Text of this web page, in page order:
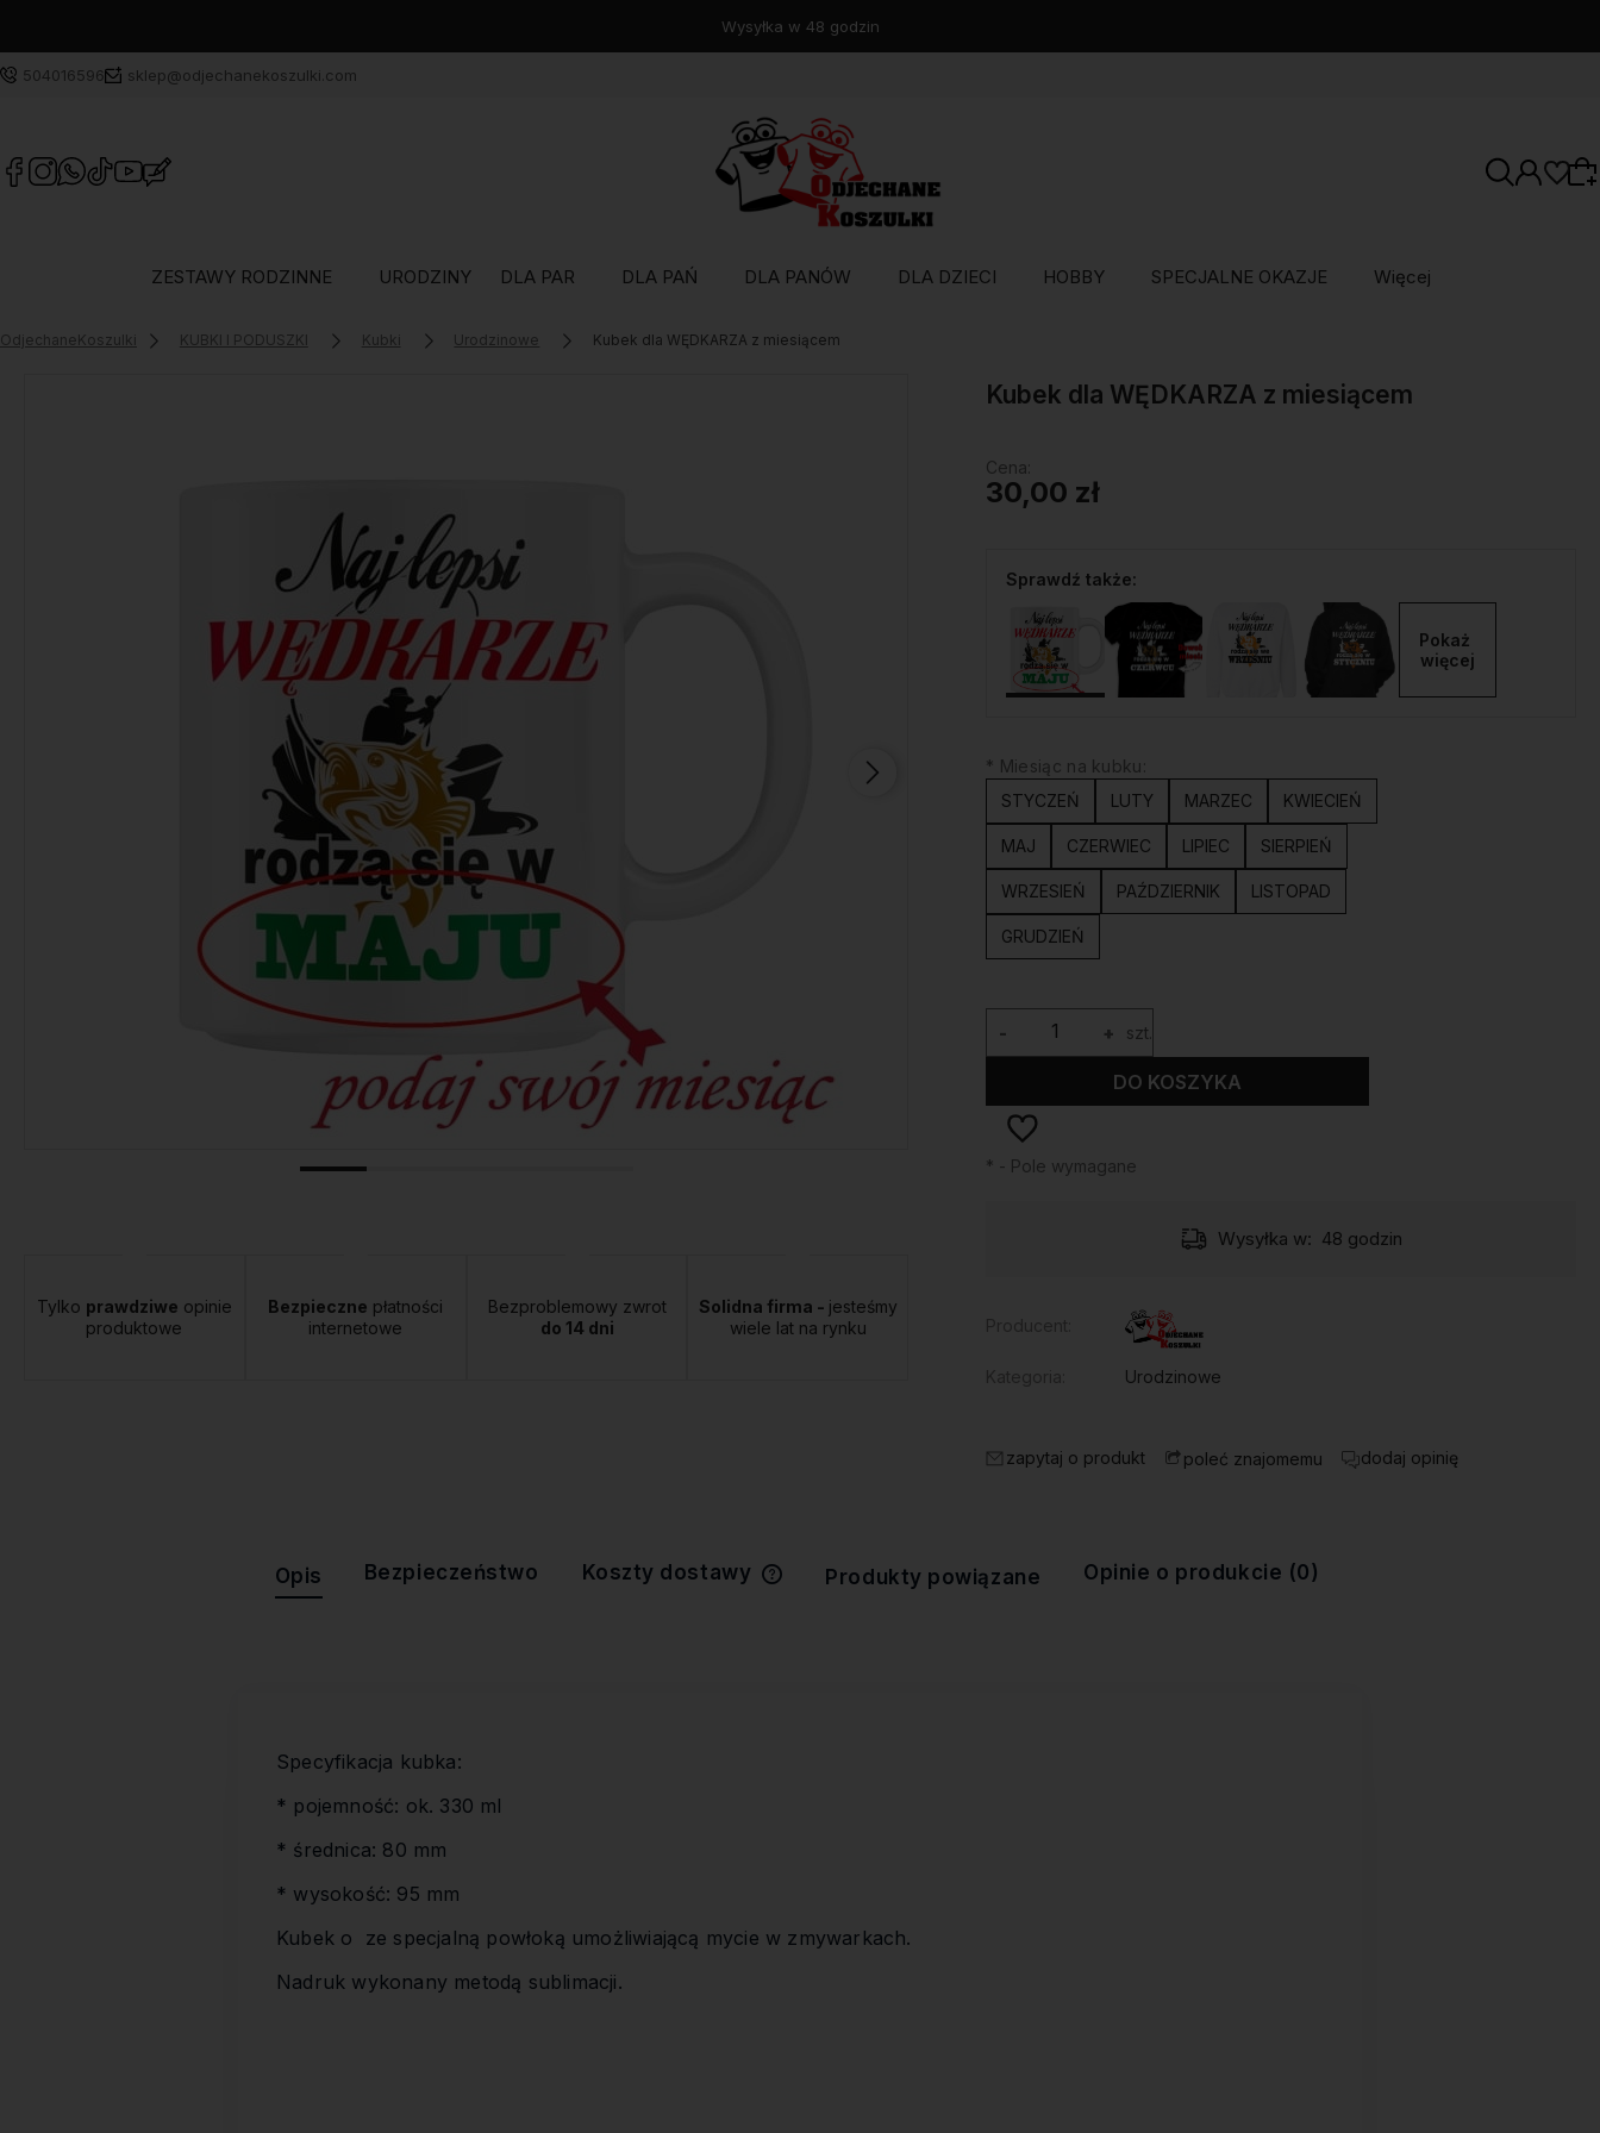
Wysyłka w 48 godzin
504016596 sklep@odjechanekoszulki.com
oferty lub zaloguj się, aby przywrócić dodane
produkty do listy z poprzedniej sesji.
ZESTAWY RODZINNE URODZINY DLA PAR DLA PAŃ DLA PANÓW DLA DZIECI HOBBY SPECJALNE OKAZJE Więcej
OdjechaneKoszulki KUBKI I PODUSZKI Kubki Urodzinowe Kubek dla WĘDKARZA z miesiącem
Tylko prawdziwe opinie
produktowe
Bezpieczne płatności
internetowe
Bezproblemowy zwrot
do 14 dni
Solidna firma - jesteśmy
wiele lat na rynku
Kubek dla WĘDKARZA z miesiącem
Cena:
30,00 zł
Sprawdź także:
Pokaż
więcej
* Miesiąc na kubku:
STYCZEŃ
LUTY MARZEC KWIECIEŃ
MAJ CZERWIEC LIPIEC SIERPIEŃ
WRZESIEŃ PAŹDZIERNIK LISTOPAD
GRUDZIEŃ
+
- szt.
DO KOSZYKA
* - Pole wymagane
Wysyłka w: 48 godzin
Urodzinowe
zapytaj o produkt poleć znajomemu dodaj opinię
Opis Bezpieczeństwo Koszty dostawy Produkty powiązane Opinie o produkcie (0)
Specyfikacja kubka:
* pojemność: ok. 330 ml
* średnica: 80 mm
* wysokość: 95 mm
Kubek o ze specjalną powłoką umożliwiającą mycie w zmywarkach.
Nadruk wykonany metodą sublimacji.